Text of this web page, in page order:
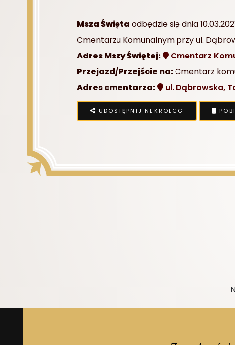
Msza Święta odbędzie się dnia
Cmentarzu Komunalnym przy ul.
Adres Mszy Świętej:
Cmentarz
Przejazd/Przejście na:Cmentarz
Adres cmentarza:
ul. Dąbrowska,
UDOSTĘPNIJ NEKROLOG